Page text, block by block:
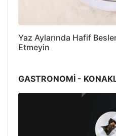
Yaz Aylarında Hafif
Etmeyin
GASTRONOMİ -